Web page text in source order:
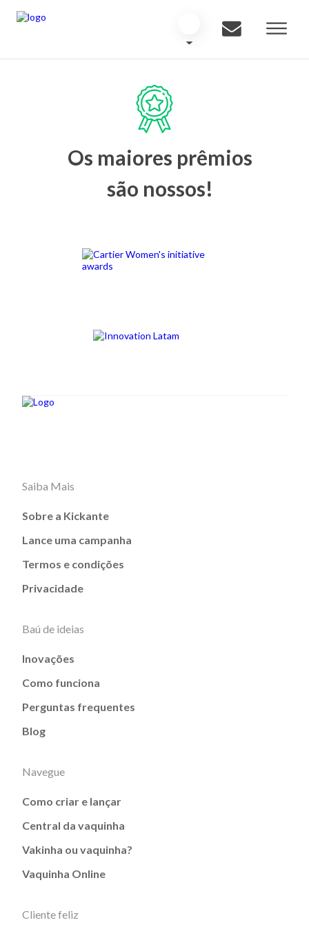
Os maiores prêmios
são nossos!
Saiba Mais
Sobre a Kickante
Lance uma campanha
Termos e condições
Privacidade
Baú de ideias
Inovações
Como funciona
Perguntas frequentes
Blog
Navegue
Como criar e lançar
Central da vaquinha
Vakinha ou vaquinha?
Vaquinha Online
Cliente feliz